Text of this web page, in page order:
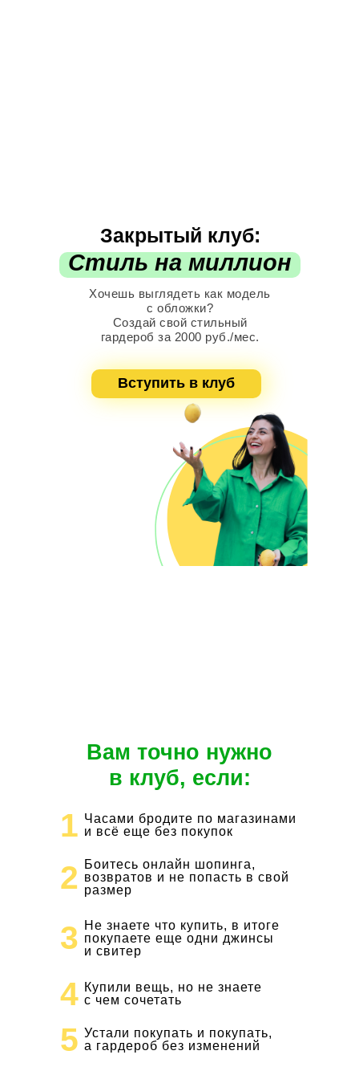
Закрытый клуб:
Хочешь выглядеть как модель
с обложки?
Создай свой стильный
гардероб за 2000 руб./мес.
Вступить в клуб
Стиль на миллион
1
Вам точно нужно
в клуб, если:
Часами бродите по магазинами
и всё еще без покупок
2 Боитесь онлайн шопинга,
возвратов и не попасть в свой
размер
Не знаете что купить, в итоге
покупаете еще одни джинсы
и свитер
3
4 Купили вещь, но не знаете
с чем сочетать
5 Устали покупать и покупать,
а гардероб без изменений